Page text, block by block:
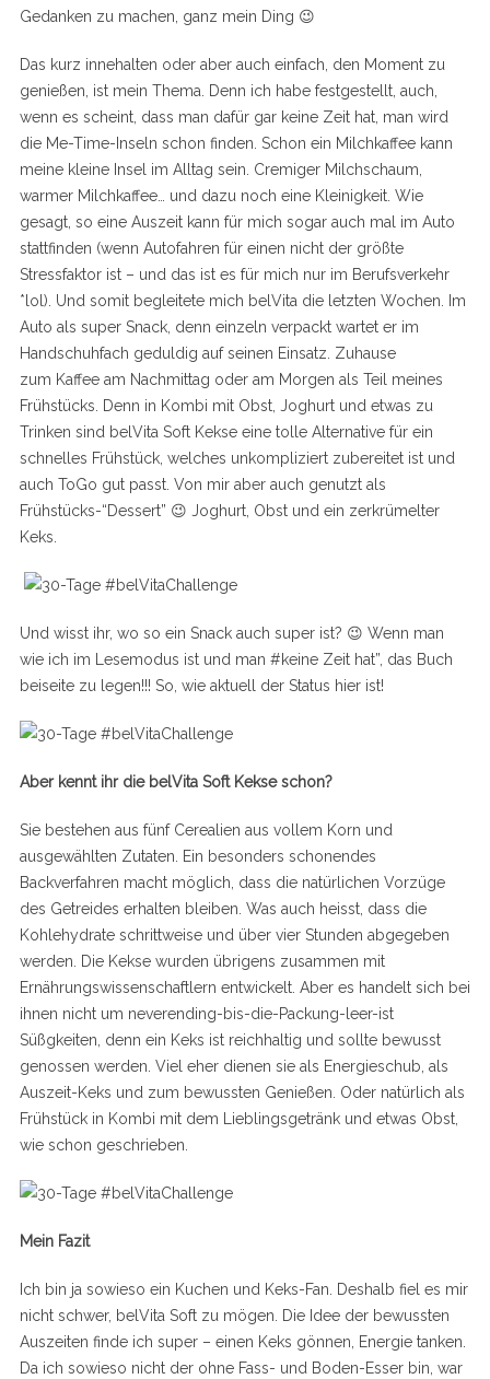
Gedanken zu machen, ganz mein Ding 😉
Das kurz innehalten oder aber auch einfach, den Moment zu
genießen, ist mein Thema. Denn ich habe festgestellt, auch,
wenn es scheint, dass man dafür gar keine Zeit hat, man wird
die Me-Time-Inseln schon finden. Schon ein Milchkaffee kann
meine kleine Insel im Alltag sein. Cremiger Milchschaum,
warmer Milchkaffee… und dazu noch eine Kleinigkeit. Wie
gesagt, so eine Auszeit kann für mich sogar auch mal im Auto
stattfinden (wenn Autofahren für einen nicht der größte
Stressfaktor ist – und das ist es für mich nur im Berufsverkehr
*lol). Und somit begleitete mich belVita die letzten Wochen. Im
Auto als super Snack, denn einzeln verpackt wartet er im
Handschuhfach geduldig auf seinen Einsatz. Zuhause
zum Kaffee am Nachmittag oder am Morgen als Teil meines
Frühstücks. Denn in Kombi mit Obst, Joghurt und etwas zu
Trinken sind belVita Soft Kekse eine tolle Alternative für ein
schnelles Frühstück, welches unkompliziert zubereitet ist und
auch ToGo gut passt. Von mir aber auch genutzt als
Frühstücks-“Dessert” 😉 Joghurt, Obst und ein zerkrümelter
Keks.
Und wisst ihr, wo so ein Snack auch super ist? 😉 Wenn man
wie ich im Lesemodus ist und man #keine Zeit hat”, das Buch
beiseite zu legen!!! So, wie aktuell der Status hier ist!
Aber kennt ihr die belVita Soft Kekse schon?
Sie bestehen aus fünf Cerealien aus vollem Korn und
ausgewählten Zutaten. Ein besonders schonendes
Backverfahren macht möglich, dass die natürlichen Vorzüge
des Getreides erhalten bleiben. Was auch heisst, dass die
Kohlehydrate schrittweise und über vier Stunden abgegeben
werden. Die Kekse wurden übrigens zusammen mit
Ernährungswissenschaftlern entwickelt. Aber es handelt sich bei
ihnen nicht um neverending-bis-die-Packung-leer-ist
Süßgkeiten, denn ein Keks ist reichhaltig und sollte bewusst
genossen werden. Viel eher dienen sie als Energieschub, als
Auszeit-Keks und zum bewussten Genießen. Oder natürlich als
Frühstück in Kombi mit dem Lieblingsgetränk und etwas Obst,
wie schon geschrieben.
Mein Fazit
Ich bin ja sowieso ein Kuchen und Keks-Fan. Deshalb fiel es mir
nicht schwer, belVita Soft zu mögen. Die Idee der bewussten
Auszeiten finde ich super – einen Keks gönnen, Energie tanken.
Da ich sowieso nicht der ohne Fass- und Boden-Esser bin, war